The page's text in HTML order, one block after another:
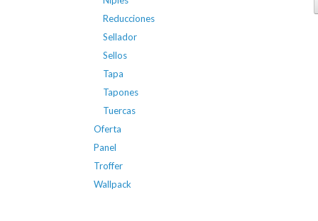
Reducciones
Sellador
Sellos
Tapa
Tapones
Tuercas
Oferta
Panel
Troffer
Wallpack